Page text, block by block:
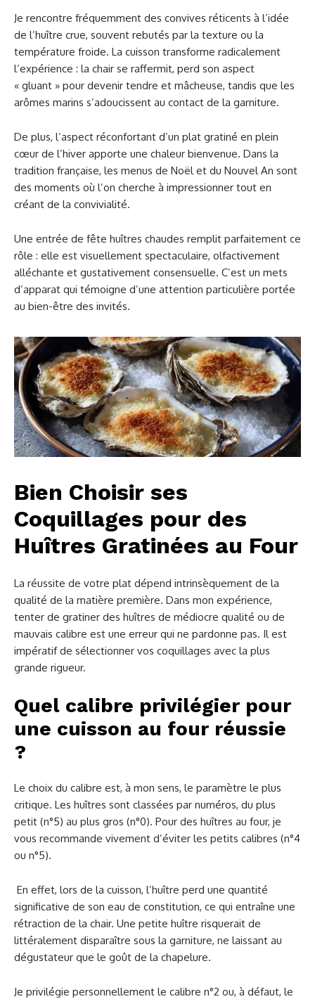
Je rencontre fréquemment des convives réticents à l’idée
de l’huître crue, souvent rebutés par la texture ou la
température froide. La cuisson transforme radicalement
l’expérience : la chair se raffermit, perd son aspect
« gluant » pour devenir tendre et mâcheuse, tandis que les
arômes marins s’adoucissent au contact de la garniture.
De plus, l’aspect réconfortant d’un plat gratiné en plein
cœur de l’hiver apporte une chaleur bienvenue. Dans la
tradition française, les menus de Noël et du Nouvel An sont
des moments où l’on cherche à impressionner tout en
créant de la convivialité.
Une entrée de fête huîtres chaudes remplit parfaitement ce
rôle : elle est visuellement spectaculaire, olfactivement
alléchante et gustativement consensuelle. C’est un mets
d’apparat qui témoigne d’une attention particulière portée
au bien-être des invités.
Bien Choisir ses
Coquillages pour des
Huîtres Gratinées au Four
La réussite de votre plat dépend intrinsèquement de la
qualité de la matière première. Dans mon expérience,
tenter de gratiner des huîtres de médiocre qualité ou de
mauvais calibre est une erreur qui ne pardonne pas. Il est
impératif de sélectionner vos coquillages avec la plus
grande rigueur.
Quel calibre privilégier pour
une cuisson au four réussie
?
Le choix du calibre est, à mon sens, le paramètre le plus
critique. Les huîtres sont classées par numéros, du plus
petit (n°5) au plus gros (n°0). Pour des huîtres au four, je
vous recommande vivement d’éviter les petits calibres (n°4
ou n°5).
En effet, lors de la cuisson, l’huître perd une quantité
significative de son eau de constitution, ce qui entraîne une
rétraction de la chair. Une petite huître risquerait de
littéralement disparaître sous la garniture, ne laissant au
dégustateur que le goût de la chapelure.
Je privilégie personnellement le calibre n°2 ou, à défaut, le